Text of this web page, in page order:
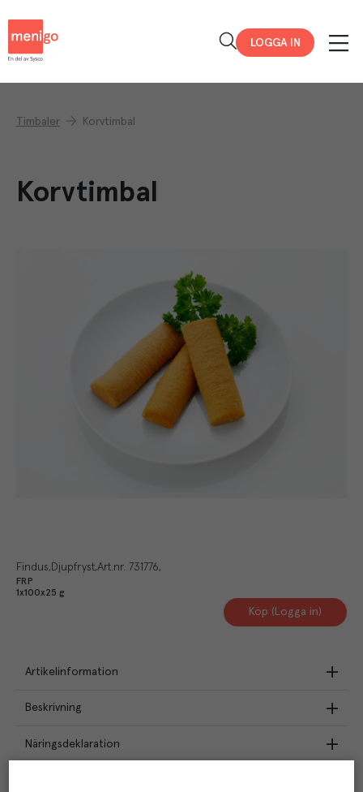
LOGGA IN
Timbaler Korvtimbal
Korvtimbal
Findus Djupfryst Art.nr. 731776
FRP
1x100x25 g
Köp (Logga in)
Artikelinformation
Beskrivning
Näringsdeklaration